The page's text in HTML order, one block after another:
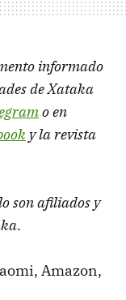
informado
de Xataka
o en
y la revista
son afiliados y
.
Amazon,